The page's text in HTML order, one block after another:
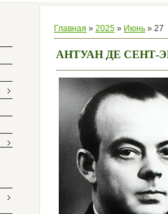
Главная » 2025 » Июнь » 27
АНТУАН ДЕ СЕНТ-